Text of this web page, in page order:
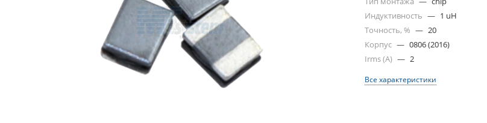
Индуктивность — 1 uH
Точность, % — 20
Корпус — 0806 (2016)
Irms (A) — 2
Все характеристики